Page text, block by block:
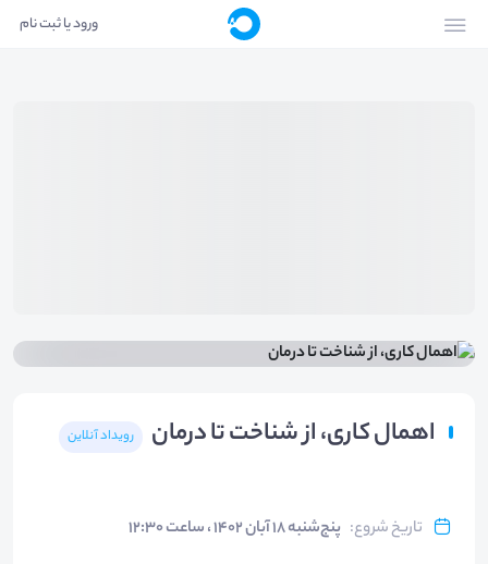
ورود یا ثبت نام
اهمال کاری، از شناخت تا درمان رویداد آنلاین
تاریخ شروع: پنج‌شنبه ۱۸ آبان ۱۴۰۲ ، ساعت ۱۲:۳۰